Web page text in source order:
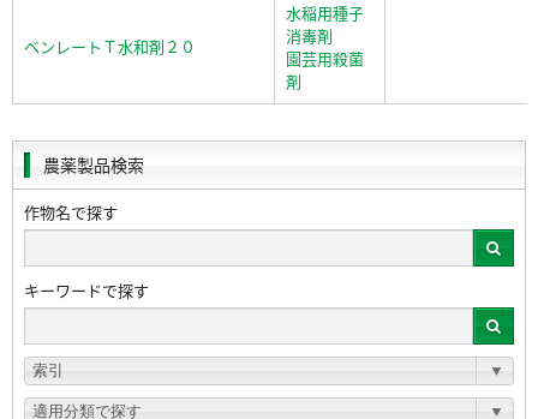
ベンレートＴ水和剤２０
水稲用種子
消毒剤
園芸用殺菌
剤
農薬製品検索
作物名で探す
キーワードで探す